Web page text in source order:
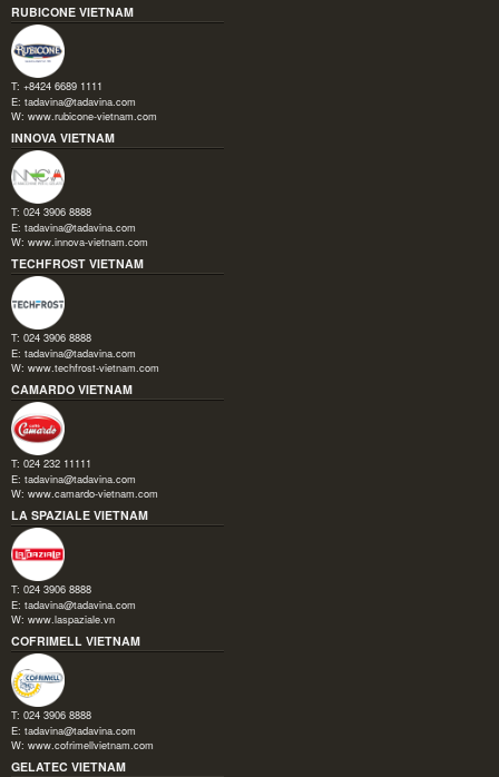
RUBICONE VIETNAM
T: +8424 6689 1111
E: tadavina@tadavina.com
W: www.rubicone-vietnam.com
INNOVA VIETNAM
T: 024 3906 8888
E: tadavina@tadavina.com
W: www.innova-vietnam.com
TECHFROST VIETNAM
T: 024 3906 8888
E: tadavina@tadavina.com
W: www.techfrost-vietnam.com
CAMARDO VIETNAM
T: 024 232 11111
E: tadavina@tadavina.com
W: www.camardo-vietnam.com
LA SPAZIALE VIETNAM
T: 024 3906 8888
E: tadavina@tadavina.com
W: www.laspaziale.vn
COFRIMELL VIETNAM
T: 024 3906 8888
E: tadavina@tadavina.com
W: www.cofrimellvietnam.com
GELATEC VIETNAM